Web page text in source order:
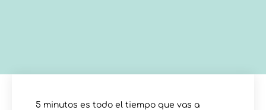
5 minutos es todo el tiempo que vas a